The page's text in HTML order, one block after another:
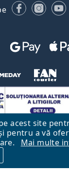
acest site
pentru a vă
Mai multe
Facebook
Principală Mai